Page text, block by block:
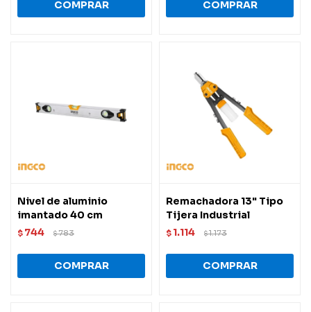
Nivel de aluminio
imantado 40 cm
$ 744 $783
Remachadora 13" Tipo
Tijera Industrial
$ 1.114 $1.173